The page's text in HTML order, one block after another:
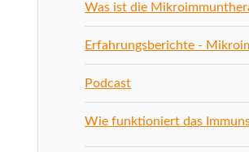
Was ist die
Erfahrungsberichte -
Podcast
Wie funktioniert das